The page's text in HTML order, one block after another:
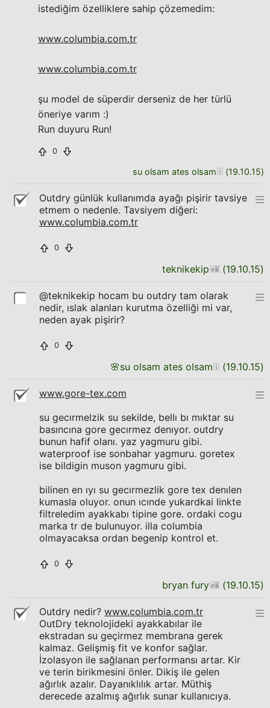
istediğim özelliklere sahip çözemedim:
www.columbia.com.tr
www.columbia.com.tr
şu model de süperdir derseniz de her türlü
öneriye varım :)
Run duyuru Run!
0
su olsam ates olsam (19.10.15)
Outdry günlük kullanımda ayağı pişirir tavsiye
etmem o nedenle. Tavsiyem diğeri:
www.columbia.com.tr
0
teknikekip (19.10.15)
@teknikekip hocam bu outdry tam olarak
nedir, ıslak alanları kurutma özelliği mi var,
neden ayak pişirir?
0
🌸su olsam ates olsam (19.10.15)
www.gore-tex.com
su gecırmelzik su sekilde, bellı bı mıktar su
basıncına gore gecırmez denıyor. outdry
bunun hafif olanı. yaz yagmuru gibi.
waterproof ise sonbahar yagmuru. goretex
ise bildigin muson yagmuru gibi.
bilinen en ıyı su gecırmezlik gore tex denılen
kumasla oluyor. onun ıcınde yukardkai linkte
filtreledim ayakkabı tipine gore. ordaki cogu
marka tr de bulunuyor. illa columbia
olmayacaksa ordan begenip kontrol et.
0
bryan fury (19.10.15)
Outdry nedir? www.columbia.com.tr
OutDry teknolojideki ayakkabılar ile
ekstradan su geçirmez membrana gerek
kalmaz. Gelişmiş fit ve konfor sağlar.
İzolasyon ile sağlanan performansı artar. Kir
ve terin birikmesini önler. Dikiş ile gelen
ağırlık azalır. Dayanıklılık artar. Müthiş
derecede azalmış ağırlık sunar kullanıcıya.